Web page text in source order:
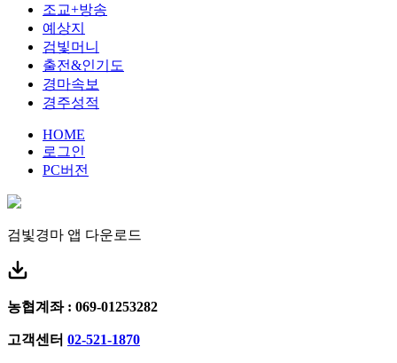
조교+방송
예상지
검빛머니
출전&인기도
경마속보
경주성적
HOME
로그인
PC버전
검빛경마 앱 다운로드
농협계좌 : 069-01253282
고객센터 02-521-1870